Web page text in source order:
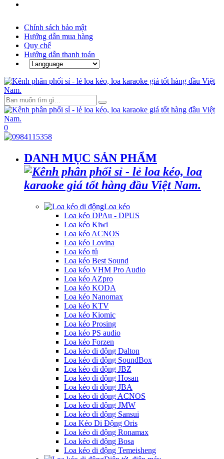
Chính sách bảo mật
Hướng dẫn mua hàng
Quy chế
Hướng dẫn thanh toán
0
DANH MỤC SẢN PHẨM
Loa kéo
Loa kéo DPAu - DPUS
Loa kéo Kiwi
Loa kéo ACNOS
Loa kéo Lovina
Loa kéo tủ
Loa kéo Best Sound
Loa kéo VHM Pro Audio
Loa kéo AZpro
Loa kéo KODA
Loa kéo Nanomax
Loa kéo KTV
Loa kéo Kiomic
Loa kéo Prosing
Loa kéo PS audio
Loa kéo Forzen
Loa kéo di động Dalton
Loa kéo di động SoundBox
Loa kéo di động JBZ
Loa kéo di động Hosan
Loa kéo di động JBA
Loa kéo di động ACNOS
Loa kéo di động JMW
Loa kéo di động Sansui
Loa Kéo Di Động Oris
Loa kéo di động Ronamax
Loa kéo di động Bosa
Loa kéo di động Temeisheng